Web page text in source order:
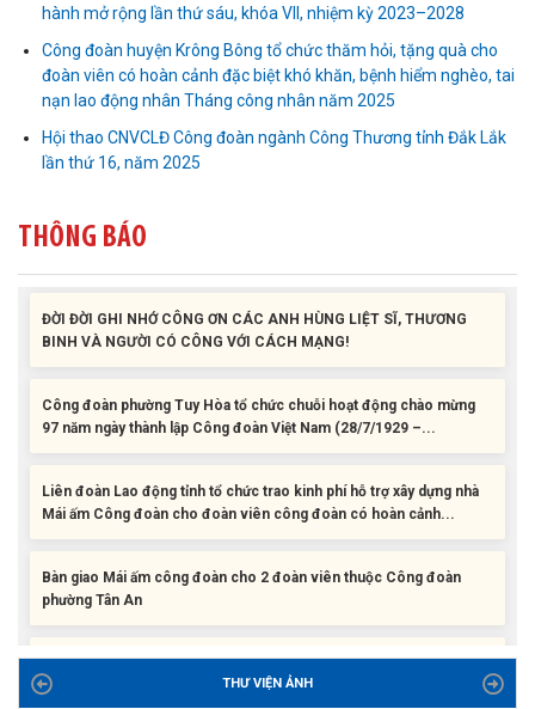
hành mở rộng lần thứ sáu, khóa VII, nhiệm kỳ 2023–2028
Công đoàn huyện Krông Bông tổ chức thăm hỏi, tặng quà cho
đoàn viên có hoàn cảnh đặc biệt khó khăn, bệnh hiểm nghèo, tai
nạn lao động nhân Tháng công nhân năm 2025
Hội thao CNVCLĐ Công đoàn ngành Công Thương tỉnh Đắk Lắk
lần thứ 16, năm 2025
THÔNG BÁO
Liên đoàn Lao động tỉnh tổ chức trao kinh phí hỗ trợ xây dựng nhà
Bàn giao Mái ấm công đoàn cho 2 đoàn viên thuộc Công đoàn
Công đoàn phường Tuy Hòa tổ chức chuỗi hoạt động chào mừng
Liên đoàn Lao động tỉnh tổ chức trao kinh phí hỗ trợ xây dựng nhà
Bàn giao Mái ấm công đoàn cho 2 đoàn viên thuộc Công đoàn
Liên đoàn Lao động tỉnh trao tặng 100 bộ bút chấm đọc tiếng Anh
ĐỜI ĐỜI GHI NHỚ CÔNG ƠN CÁC ANH HÙNG LIỆT SĨ, THƯƠNG
THƯ VIỆN ẢNH